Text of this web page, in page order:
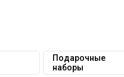
Подарочные
наборы